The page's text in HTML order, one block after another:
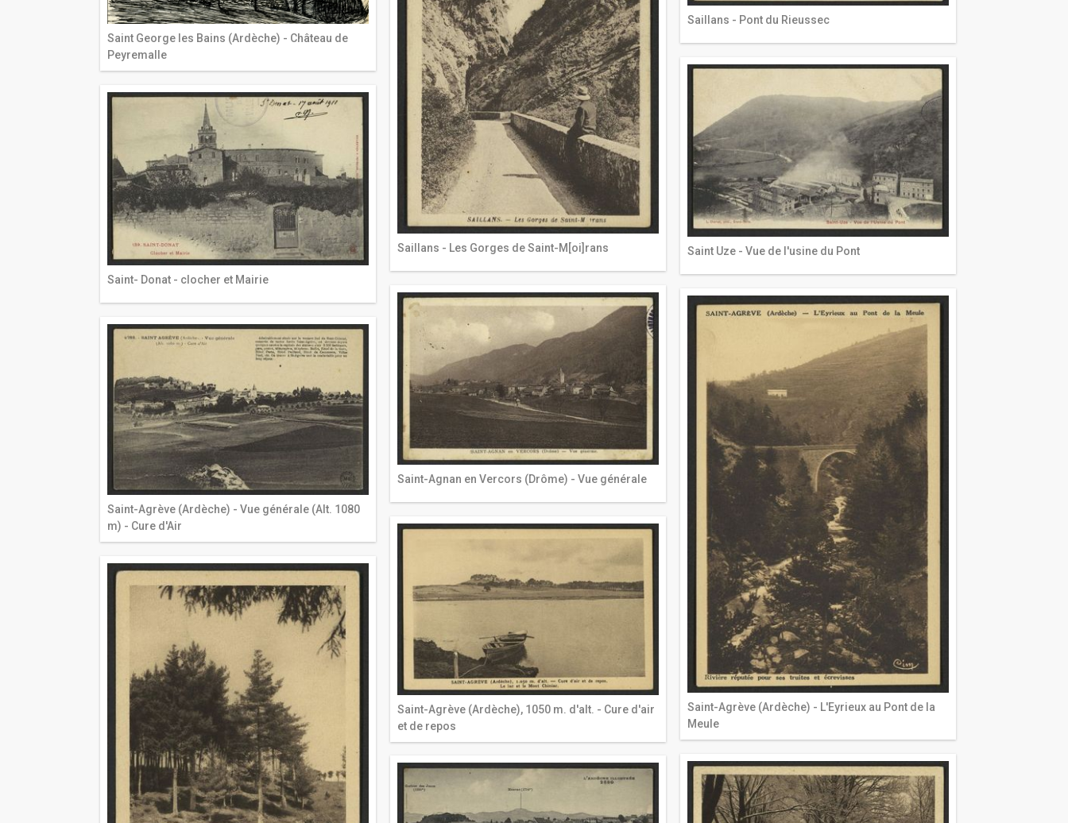
Saillans - Les Gorges de Saint-M[oi]rans
Saillans - Pont du Rieussec
Saint George les Bains (Ardèche) - Château de
Peyremalle
Saint Uze - Vue de l'usine du Pont
Saint- Donat - clocher et Mairie
Saint-Agnan en Vercors (Drôme) - Vue générale
Saint-Agrève (Ardèche) - L'Eyrieux au Pont de la
Meule
Saint-Agrève (Ardèche) - Vue générale (Alt. 1080
m) - Cure d'Air
Saint-Agrève (Ardèche), 1050 m. d'alt. - Cure d'air
et de repos